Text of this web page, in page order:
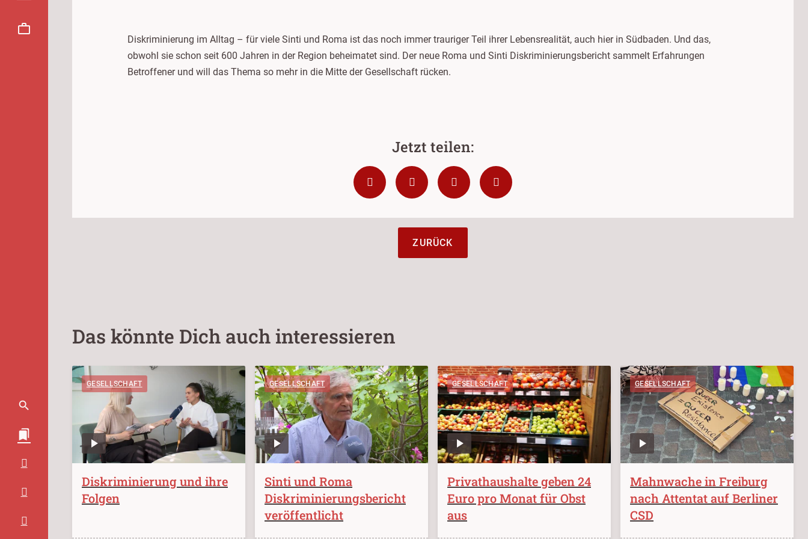
Diskriminierung im Alltag – für viele Sinti und Roma ist das noch immer trauriger Teil ihrer Lebensrealität, auch hier in Südbaden. Und das,
obwohl sie schon seit 600 Jahren in der Region beheimatet sind. Der neue Roma und Sinti Diskriminierungsbericht sammelt Erfahrungen
Betroffener und will das Thema so mehr in die Mitte der Gesellschaft rücken.
ZURÜCK
Das könnte Dich auch interessieren
GESELLSCHAFT
Diskriminierung und ihre
Folgen
GESELLSCHAFT
Sinti und Roma
Diskriminierungsbericht
veröffentlicht
GESELLSCHAFT
Privathaushalte geben 24
Euro pro Monat für Obst
aus
GESELLSCHAFT
Mahnwache in Freiburg
nach Attentat auf Berliner
CSD